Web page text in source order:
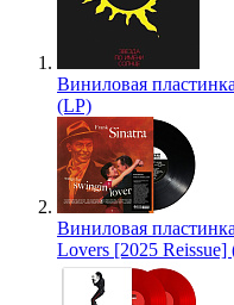
Виниловая
(LP)
Виниловая
Lovers [2025 Reissue]